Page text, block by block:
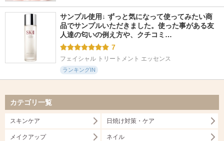
サンプル使用↓ ずっと気になって使ってみたい商
品でサンプルいただきました。使った事がある友
人達の匂いの例え方や、クチコミ…
7
フェイシャル トリートメント エッセンス
ランキングIN
カテゴリ一覧
スキンケア 日焼け対策・ケア
メイクアップ ネイル